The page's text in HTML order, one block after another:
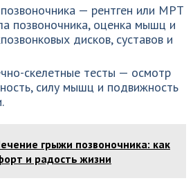
— рентген или МРТ
позвоночника, оценка мышц и
дисков, суставов и
скелетные тесты — осмотр
силу мышц и подвижность
грыжи позвоночника: как
и радость жизни